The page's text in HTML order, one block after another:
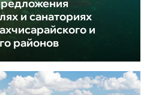
и санаториях
и
районов